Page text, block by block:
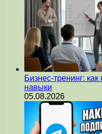
Бизнес-тренинг:
навыки
05.08.2026